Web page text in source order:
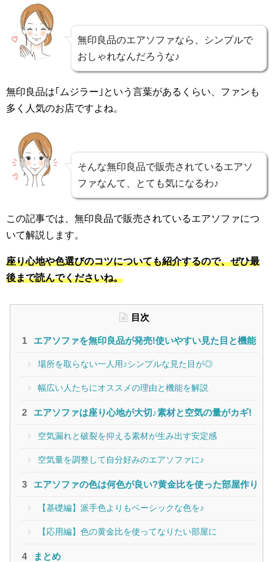
無印良品のエアソファなら、シンプルで
おしゃれなんだろうな♪
無印良品は｢ムジラー｣という言葉があるくらい、ファンも
多く人気のお店ですよね。
そんな無印良品で販売されているエアソ
ファなんて、とても気になるわ♪
この記事では、無印良品で販売されているエアソファにつ
いて解説します。
座り心地や色選びのコツについても紹介するので、ぜひ最
後まで読んでくださいね。
目次
エアソファを無印良品が発売!使いやすい見た目と機能
場所を取らない一人用♪シンプルな見た目が◎
幅広い人たちにオススメの理由と機能を解説
エアソファは座り心地が大切♪素材と空気の量がカギ!
空気漏れと破裂を抑える素材が生み出す安定感
空気量を調整して自分好みのエアソファに♪
エアソファの色は何色が良い?黄金比を使った部屋作り
【基礎編】派手色よりもベーシックな色を♪
【応用編】色の黄金比を使ってなりたい部屋に
まとめ